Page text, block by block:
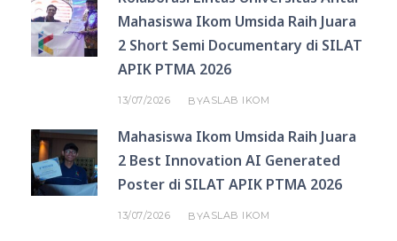
Mahasiswa Ikom Umsida Raih Juara
2 Short Semi Documentary di SILAT
APIK PTMA 2026
13/07/2026 BYASLAB IKOM
Mahasiswa Ikom Umsida Raih Juara
2 Best Innovation AI Generated
Poster di SILAT APIK PTMA 2026
13/07/2026 BYASLAB IKOM